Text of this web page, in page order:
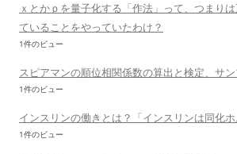
ｘとかｐを量子化する「作法」って、つまり
ていることをやっていたわけ？
1件のビュー
スピアマンの順位相関係数の算出と検定、サ
1件のビュー
インスリンの働きとは？「インスリンは同化ホ
1件のビュー